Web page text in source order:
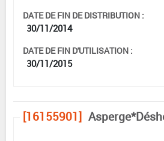
DATE DE FIN DE DISTRIBUTION :
30/11/2014
DATE DE FIN D'UTILISATION :
30/11/2015
[16155901]